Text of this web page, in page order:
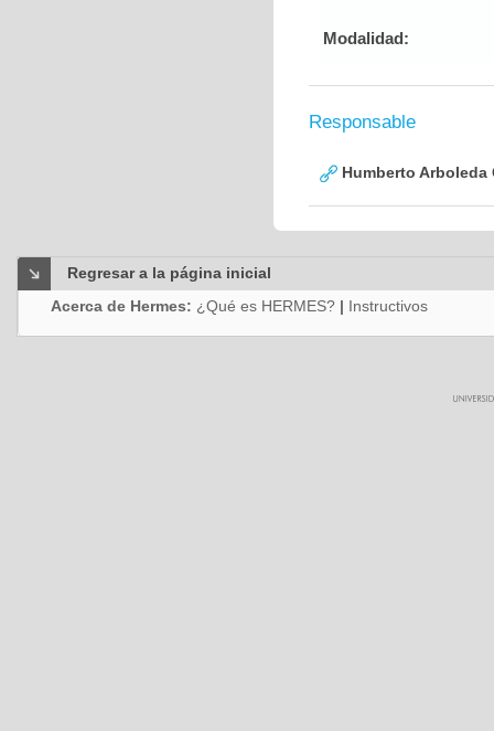
Modalidad:
Responsable
Humberto Arboleda
Regresar a la página inicial
Acerca de Hermes: ¿Qué es HERMES? | Instructivos